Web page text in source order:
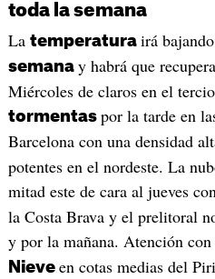
toda la semana
La temperatura irá
semana y habrá que
Miércoles de claros en el
tormentas por la tarde en
Barcelona con una densidad
potentes en el nordeste. La
mitad este de cara al jueves con
la Costa Brava y el prelitoral
y por la mañana. Atención con
Nieve en cotas medias del